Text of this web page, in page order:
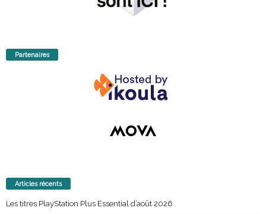
Partenaires
Articles récents
Les titres PlayStation Plus Essential d’août 2026